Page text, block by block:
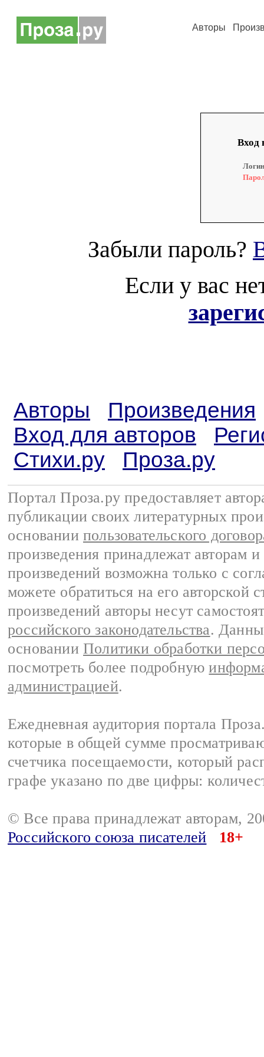
Авторы
Вход
Забыли пароль?
Если у вас
Авторы
Произведения
Вход для авторов
Стихи.ру
Проза.ру
Портал Проза.ру предоставляет
публикации своих литературных
основании пользовательского
произведения принадлежат авторам
произведений возможна только с
можете обратиться на его авторской
произведений авторы несут
российского законодательства.
основании Политики обработки
посмотреть более подробную
администрацией.
Ежедневная аудитория портала
которые в общей сумме
счетчика посещаемости, который
графе указано по две цифры:
© Все права принадлежат авторам,
Российского союза писателей
18+